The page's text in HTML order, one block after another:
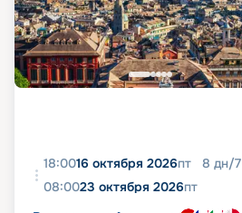
18:0016 октября 2026пт 8 дн/7
08:0023 октября 2026пт